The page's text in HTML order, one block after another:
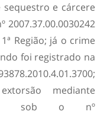
e cárcere
Região; já o crime
foi registrado na
mediante
sob o nº